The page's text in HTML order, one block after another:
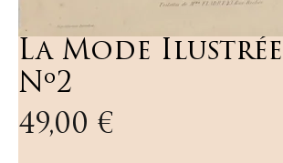
La Mode Ilustrée
Nº2
49,00 €